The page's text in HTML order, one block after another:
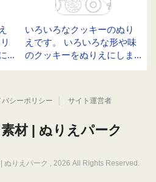
...
いろいろなクッキーのぬり
えです。 いろいろな形や味
のクッキーをぬりえにしま...
バシーポリシー サイト運営者
材 | ぬりえパーク
ぬりえパーク , 2026 All Rights Reserved.